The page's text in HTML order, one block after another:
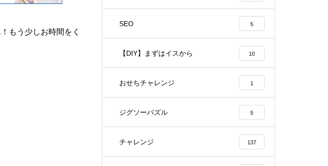
もう少しお時間をく
SEO 5
【DIY】まずはイスから 10
おせちチャレンジ 1
ジグソーパズル 5
チャレンジ 137